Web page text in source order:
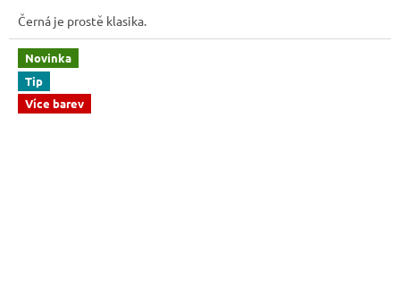
Černá je prostě klasika.
Novinka
Tip
Více barev